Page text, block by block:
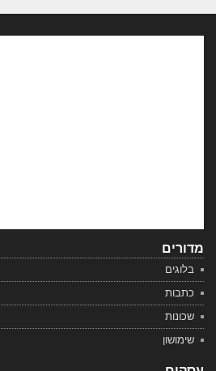
מדורים
בלוגים
כתבות
שכונות
שימושון